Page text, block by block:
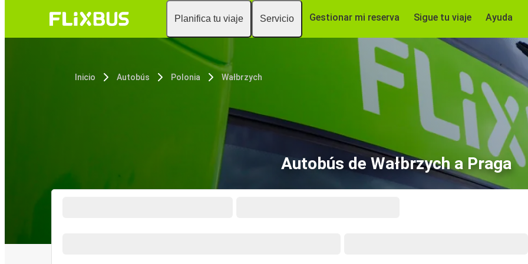
Planifica tu viaje Servicio Gestionar mi reserva Sigue tu viaje Ayuda
Inicio Autobús Polonia Wałbrzych
Autobús de Wałbrzych a Praga